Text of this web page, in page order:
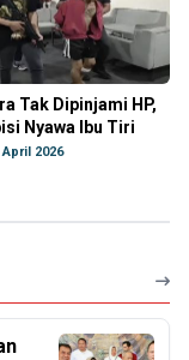
Tak Dipinjami HP,
Nyawa Ibu Tiri
2026